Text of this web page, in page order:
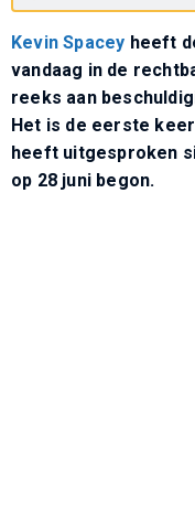
Kevin Spacey heeft
vandaag in de
reeks aan
Het is de eerste
heeft uitgesproken
op 28 juni begon.